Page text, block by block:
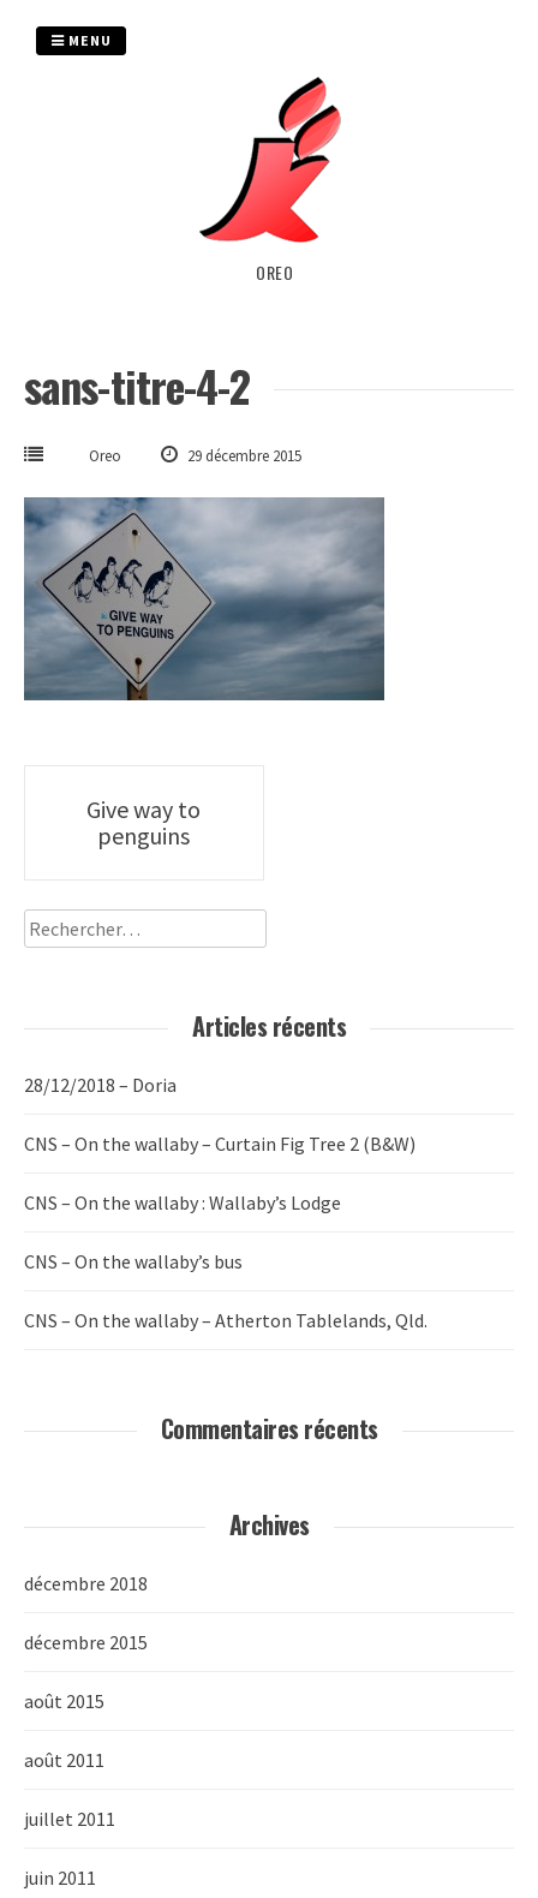
OREO
MENU
sans-titre-4-2
Oreo 29 décembre 2015
Poste
navigation
Give way to
penguins
Rechercher :
Articles récents
28/12/2018 – Doria
CNS – On the wallaby – Curtain Fig Tree 2 (B&W)
CNS – On the wallaby : Wallaby’s Lodge
CNS – On the wallaby’s bus
CNS – On the wallaby – Atherton Tablelands, Qld.
Commentaires récents
Archives
décembre 2018
décembre 2015
août 2015
août 2011
juillet 2011
juin 2011